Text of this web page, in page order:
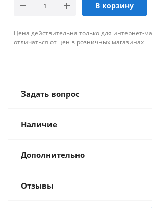
В корзину
Цена действительна только для интернет-
отличаться от цен в розничных магазинах
Задать вопрос
Наличие
Дополнительно
Отзывы